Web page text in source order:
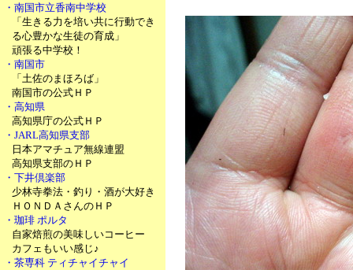
・南国市立香南中学校
「生きる力を培い共に行動でき
る心豊かな生徒の育成」
頑張る中学校！
・南国市
「土佐のまほろば」
南国市の公式ＨＰ
・高知県
高知県庁の公式ＨＰ
・JARL高知県支部
日本アマチュア無線連盟
高知県支部のＨＰ
・下井倶楽部
少林寺拳法・釣り・酒が大好き
ＨＯＮＤＡさんのＨＰ
・珈琲 ポルタ
自家焙煎の美味しいコーヒー
カフェもいい感じ♪
・茶専科 ティチャイチャイ